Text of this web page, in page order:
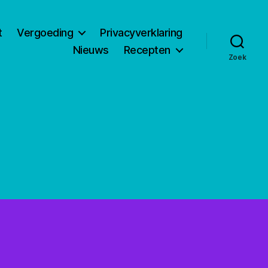
Vergoeding
Privacyverklaring
Nieuws
Recepten
Zoek